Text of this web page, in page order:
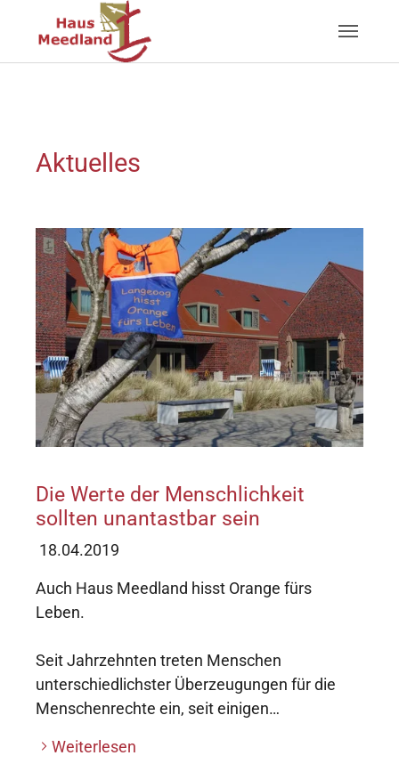
Zum Hauptinhalt springen
Aktuelles
Die Werte der Menschlichkeit
sollten unantastbar sein
18.04.2019
Auch Haus Meedland hisst Orange fürs
Leben.
Seit Jahrzehnten treten Menschen
unterschiedlichster Überzeugungen für die
Menschenrechte ein, seit einigen…
Weiterlesen